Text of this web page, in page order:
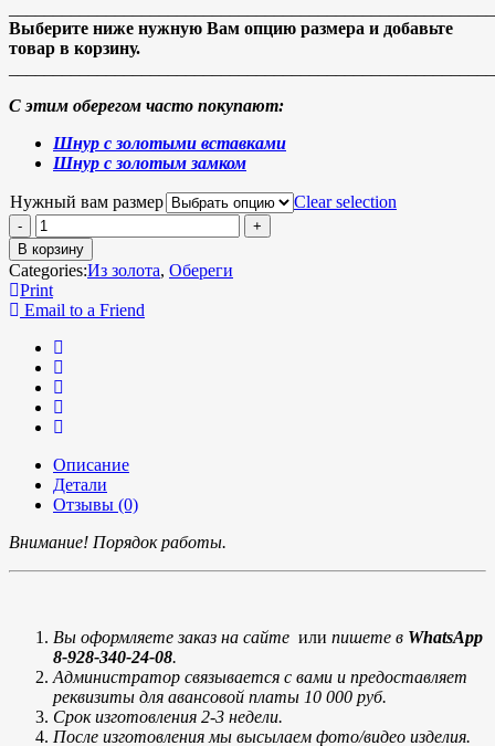
Выберите ниже нужную Вам опцию размера и добавьте
товар в корзину.
С этим оберегом часто покупают:
Шнур с золотыми вставками
Шнур с золотым замком
Нужный вам размер Clear selection
В корзину
Categories:Из золота, Обереги
Print
Email to a Friend
Описание
Детали
Отзывы (0)
Внимание! Порядок работы.
Вы оформляете заказ на сайте или пишете в WhatsApp
8-928-340-24-08.
Администратор связывается с вами и предоставляет
реквизиты для авансовой платы 10 000 руб.
Срок изготовления 2-3 недели.
После изготовления мы высылаем фото/видео изделия.